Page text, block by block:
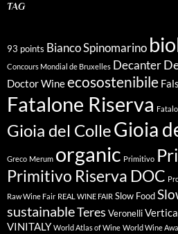
TAG
93 points Bianco Spinomarino
Concours Mondial de Bruxelles Decanter
Doctor Wineecosostenibile
Fatalone Riserva
Gioia del ColleGioia
Greco Merum organic Primitivo
Primitivo Riserva DOC
Raw Wine Fair REAL WINE FAIR Slow Food
sustainableTeres Veronelli
VINITALY World Atlas of Wine World Wine